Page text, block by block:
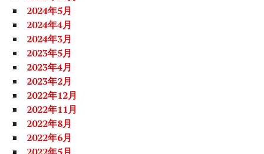
2024年5月
2024年4月
2024年3月
2023年5月
2023年4月
2023年2月
2022年12月
2022年11月
2022年8月
2022年6月